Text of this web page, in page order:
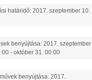
határidő: 2017. szeptember 10
benyújtása: 2017. szeptember
- október 31 00:00
benyújtása: 2017.